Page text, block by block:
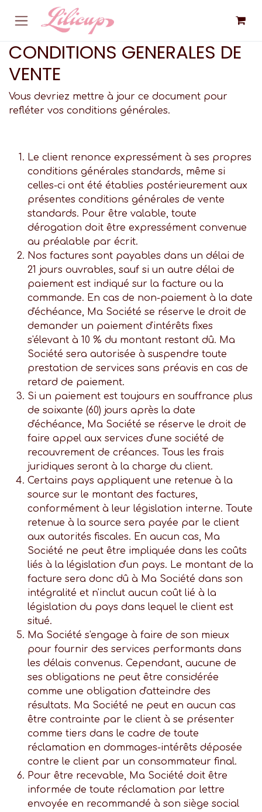
Skip to Content
CONDITIONS GENERALES DE
VENTE
Vous devriez mettre à jour ce document pour
refléter vos conditions générales.
Le client renonce expressément à ses propres
conditions générales standards, même si
celles-ci ont été établies postérieurement aux
présentes conditions générales de vente
standards. Pour être valable, toute
dérogation doit être expressément convenue
au préalable par écrit.
Nos factures sont payables dans un délai de
21 jours ouvrables, sauf si un autre délai de
paiement est indiqué sur la facture ou la
commande. En cas de non-paiement à la date
d'échéance, Ma Société se réserve le droit de
demander un paiement d'intérêts fixes
s'élevant à 10 % du montant restant dû. Ma
Société sera autorisée à suspendre toute
prestation de services sans préavis en cas de
retard de paiement.
Si un paiement est toujours en souffrance plus
de soixante (60) jours après la date
d'échéance, Ma Société se réserve le droit de
faire appel aux services d'une société de
recouvrement de créances. Tous les frais
juridiques seront à la charge du client.
Certains pays appliquent une retenue à la
source sur le montant des factures,
conformément à leur législation interne. Toute
retenue à la source sera payée par le client
aux autorités fiscales. En aucun cas, Ma
Société ne peut être impliquée dans les coûts
liés à la législation d'un pays. Le montant de la
facture sera donc dû à Ma Société dans son
intégralité et n'inclut aucun coût lié à la
législation du pays dans lequel le client est
situé.
Ma Société s'engage à faire de son mieux
pour fournir des services performants dans
les délais convenus. Cependant, aucune de
ses obligations ne peut être considérée
comme une obligation d'atteindre des
résultats. Ma Société ne peut en aucun cas
être contrainte par le client à se présenter
comme tiers dans le cadre de toute
réclamation en dommages-intérêts déposée
contre le client par un consommateur final.
Pour être recevable, Ma Société doit être
informée de toute réclamation par lettre
envoyée en recommandé à son siège social